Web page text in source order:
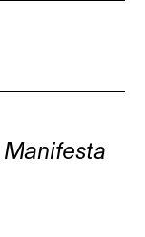
Manifesta